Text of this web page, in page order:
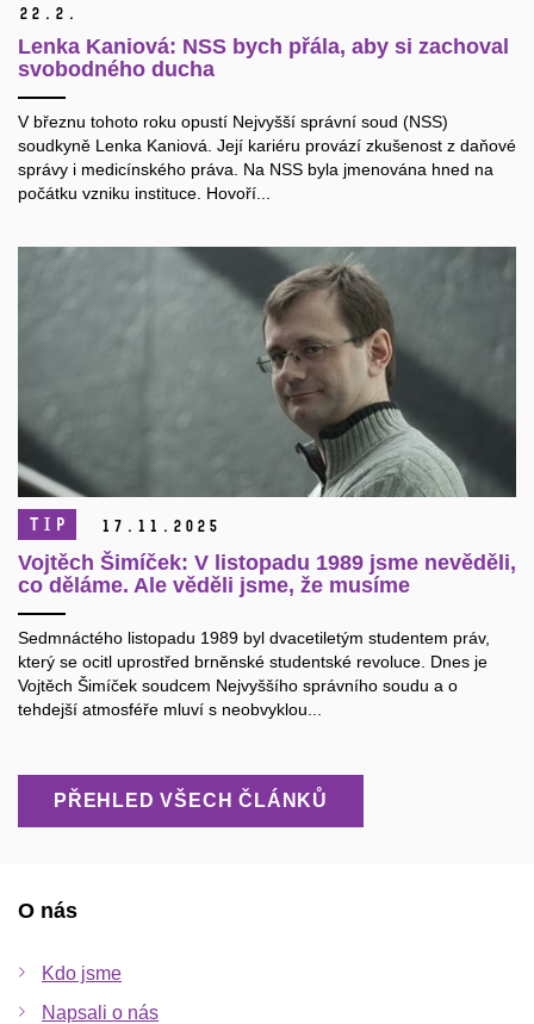
22. 2.
Lenka Kaniová: NSS bych přála, aby si zachoval
svobodného ducha
V březnu tohoto roku opustí Nejvyšší správní soud (NSS)
soudkyně Lenka Kaniová. Její kariéru provází zkušenost z daňové
správy i medicínského práva. Na NSS byla jmenována hned na
počátku vzniku instituce. Hovoří...
TIP 17. 11. 2025
Vojtěch Šimíček: V listopadu 1989 jsme nevěděli,
co děláme. Ale věděli jsme, že musíme
Sedmnáctého listopadu 1989 byl dvacetiletým studentem práv,
který se ocitl uprostřed brněnské studentské revoluce. Dnes je
Vojtěch Šimíček soudcem Nejvyššího správního soudu a o
tehdejší atmosféře mluví s neobvyklou...
PŘEHLED VŠECH ČLÁNKŮ
O nás
Kdo jsme
Napsali o nás